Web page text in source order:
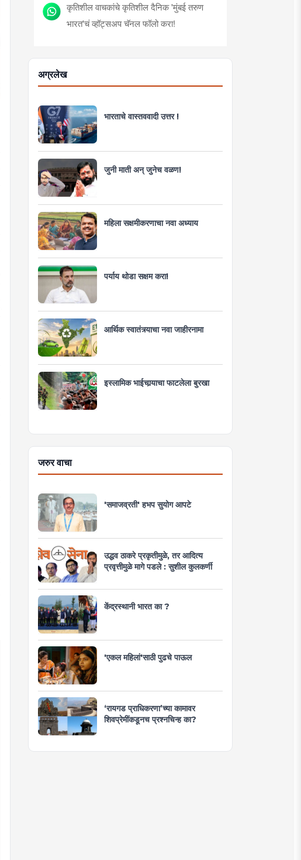
कृतिशील वाचकांचे कृतिशील दैनिक 'मुंबई तरुण
भारत'चं व्हॉट्सअप चॅनल फॉलो करा!
अग्रलेख
भारताचे वास्तववादी उत्तर !
जुनी माती अन् जुनेच वळण!
महिला सक्षमीकरणाचा नवा अध्याय
पर्याय थोडा सक्षम करा!
आर्थिक स्वातंत्र्याचा नवा जाहीरनामा
इस्लामिक भाईचार्‍याचा फाटलेला बुरखा
जरुर वाचा
'समाजव्रती' हभप सुयोग आपटे
उद्धव ठाकरे प्रकृतीमुळे, तर आदित्य
प्रवृत्तीमुळे मागे पडले : सुशील कुलकर्णी
केंद्रस्थानी भारत का ?
'एकल महिलां'साठी पुढचे पाऊल
‘रायगड प्राधिकरणा’च्या कामावर
शिवप्रेमींकडूनच प्रश्नचिन्ह का?